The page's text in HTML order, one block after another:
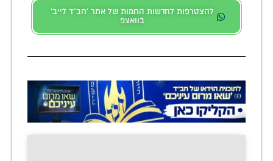
להצטרפות לחדשות החמות של אתר 'חב"ד לייב'
בוואצפ